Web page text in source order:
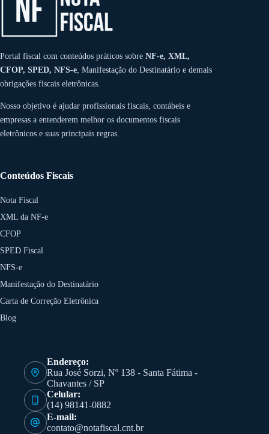
Portal fiscal com conteúdos práticos sobre NF-e, XML,
CFOP, SPED, NFS-e , Manifestação do Destinatário e demais
obrigações fiscais eletrônicas.
Nosso objetivo é ajudar profissionais fiscais, contábeis e
empresas a entenderem melhor os documentos fiscais
eletrônicos e suas principais regras.
Conteúdos Fiscais
Nota Fiscal
XML da NF-e
CFOP
SPED Fiscal
NFS-e
Manifestação do Destinatário
Carta de Correção Eletrônica
Blog
Endereço:
Rua José Sorzi, Nº 138 - Santa Fátima -
Chavantes / SP
Celular:
(14) 98141-0882
E-mail:
contato@notafiscal.cnt.br